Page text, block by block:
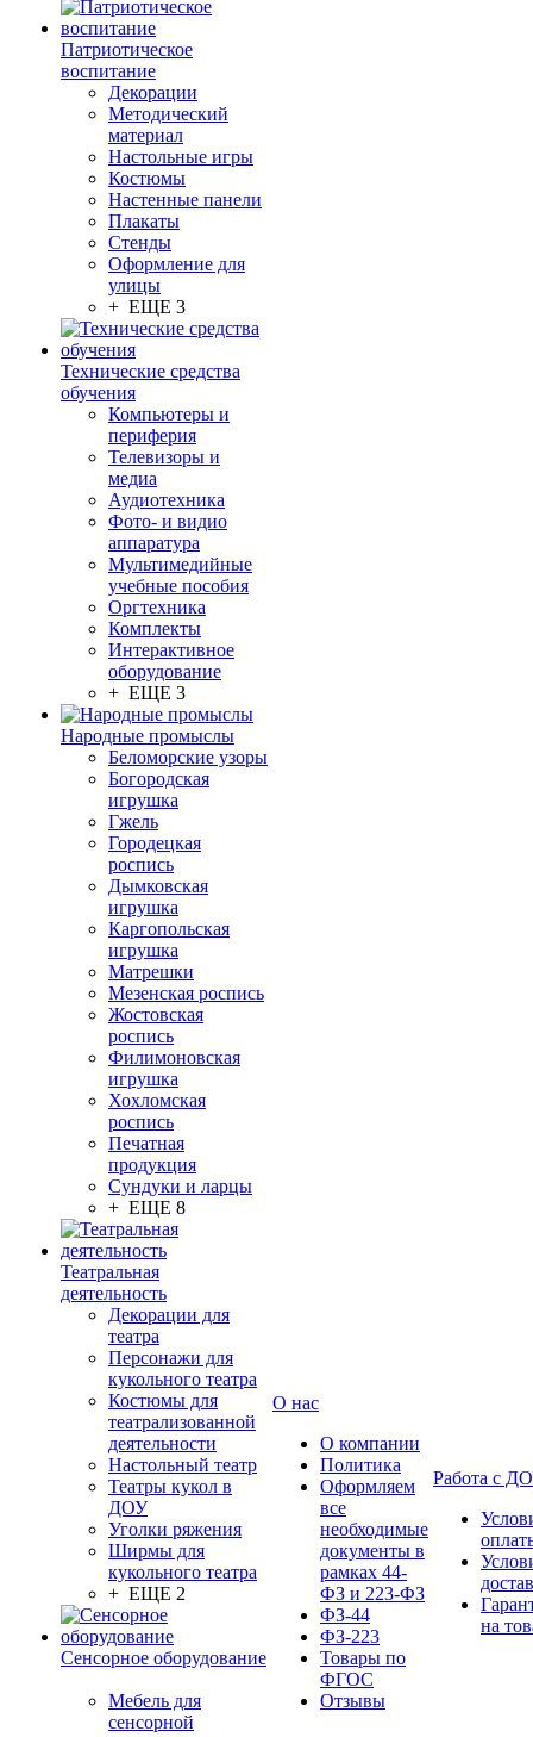
Патриотическое
воспитание
Декорации
Методический
материал
Настольные игры
Костюмы
Настенные панели
Плакаты
Стенды
Оформление для
улицы
+ ЕЩЕ 3
Технические средства
обучения
Компьютеры и
периферия
Телевизоры и
медиа
Аудиотехника
Фото- и видио
аппаратура
Мультимедийные
учебные пособия
Оргтехника
Комплекты
Интерактивное
оборудование
+ ЕЩЕ 3
Народные промыслы
Беломорские узоры
Богородская
игрушка
Гжель
Городецкая
роспись
Дымковская
игрушка
Каргопольская
игрушка
Матрешки
Мезенская роспись
Жостовская
роспись
Филимоновская
игрушка
Хохломская
роспись
Печатная
продукция
Сундуки и ларцы
+ ЕЩЕ 8
Театральная
деятельность
Декорации для
театра
Персонажи для
кукольного театра
Костюмы для
театрализованной
деятельности
Настольный театр
Театры кукол в
ДОУ
Уголки ряжения
Ширмы для
кукольного театра
+ ЕЩЕ 2
Сенсорное оборудование
Мебель для
сенсорной
О нас
О компании
Политика
Оформляем
все
необходимые
документы в
рамках 44-
ФЗ и 223-ФЗ
ФЗ-44
ФЗ-223
Товары по
ФГОС
Отзывы
Работа с
на